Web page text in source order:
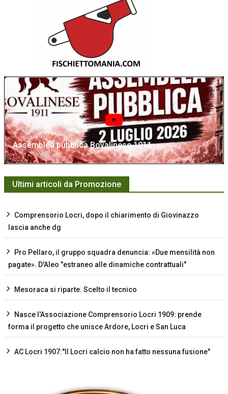
Assemblea pubblica Bovalinese 1911
Ultimi articoli da Promozione
Comprensorio Locri, dopo il chiarimento di Giovinazzo
lascia anche dg
Pro Pellaro, il gruppo squadra denuncia: «Due mensilità non
pagate». D'Aleo "estraneo alle dinamiche contrattuali"
Mesoraca si riparte. Scelto il tecnico
Nasce l'Associazione Comprensorio Locri 1909: prende
forma il progetto che unisce Ardore, Locri e San Luca
AC Locri 1907:"Il Locri calcio non ha fatto nessuna fusione"